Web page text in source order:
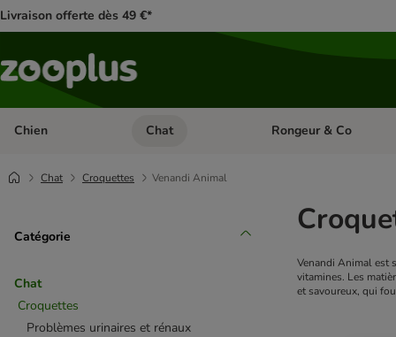
Livraison offerte dès 49 €*
Chien Dérouler les catégories: Chien
Chat Dérouler les catégories:
Rongeur & Co
Chat Croquettes Venandi Animal
Catégorie
Chat
Croquettes
Problèmes urinaires et rénaux
Venandi Animal est
vitamines. Les
et savoureux, qui